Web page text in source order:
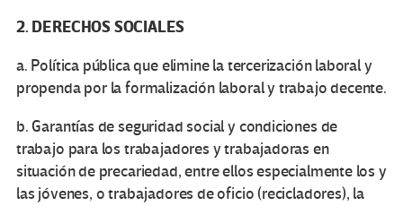
2. DERECHOS SOCIALES
a. Política pública que elimine la tercerización laboral y
propenda por la formalización laboral y trabajo decente.
b. Garantías de seguridad social y condiciones de
trabajo para los trabajadores y trabajadoras en
situación de precariedad, entre ellos especialmente los y
las jóvenes, o trabajadores de oficio (recicladores), la